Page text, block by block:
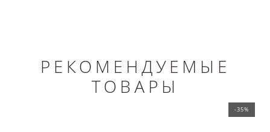
РЕКОМЕНДУЕМЫЕ
ТОВАРЫ
-35%